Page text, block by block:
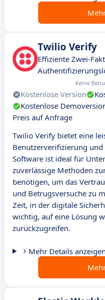
Twilio Verify
Effiziente Zwei-
Keine
Kostenlose Version
Kostenlose
Preis auf Anfrage
Twilio Verify bietet eine
Benutzerverifizierung
Software ist ideal für
zuverlässige Methoden
benötigen, um das
und Betrugsversuche zu
Zeit, in der digitale
wichtig, auf eine Lösung
zurückzugreifen.
Mehr Details anzeigen